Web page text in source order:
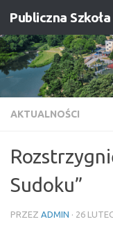
Przejdź do treści
AKTUALNOŚCI
Sudoku”
PRZEZ ADMIN · 26